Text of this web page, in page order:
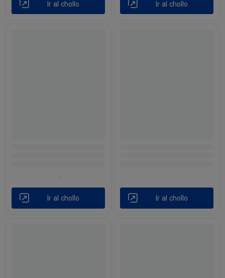
Ir al chollo Ir al chollo
Ir al chollo Ir al chollo